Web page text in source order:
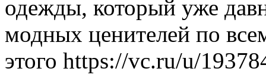
одежды, который уже
модных ценителей по
этого https://vc.ru/u/